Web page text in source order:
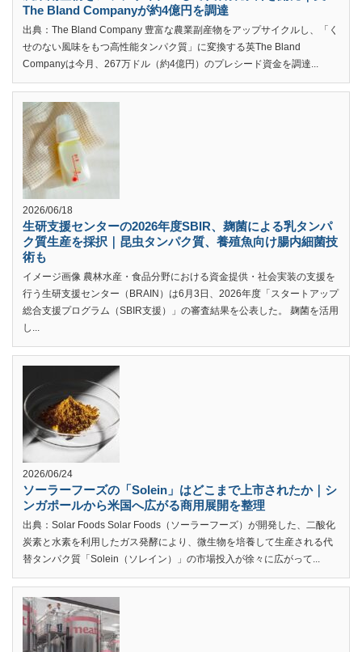
The Bland Companyが約4億円を調達
出典：The Bland Company 豊富な農業副産物をアップサイクルし、「く
せのない風味をもつ高性能タンパク質」に変換する英The Bland
Companyは今月、267万ドル（約4億円）のプレシード資金を調達...
2026/06/18
生研支援センターの2026年度SBIR、麹菌による乳タンパ
ク質生産を採択｜昆虫タンパク質、養殖魚向け腸内細菌技
術も
イメージ画像 農林水産・食品分野における資金提供・社会実装の支援を
行う生研支援センター（BRAIN）は6月3日、2026年度「スタートアップ
総合支援プログラム（SBIR支援）」の審査結果を公表した。 麹菌を活用
し...
2026/06/24
ソーラーフーズの「Solein」はどこまで上市されたか｜シ
ンガポールから米国へ広がる商用展開を整理
出典：Solar Foods Solar Foods（ソーラーフーズ）が開発した、二酸化
炭素と水素を利用したガス発酵により、微生物を培養して生産される代
替タンパク質「Solein（ソレイン）」の市場投入が徐々に広がって...